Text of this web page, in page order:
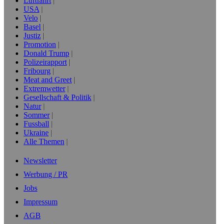
USA
Velo
Basel
Justiz
Promotion
Donald Trump
Polizeirapport
Fribourg
Meat and Greet
Extremwetter
Gesellschaft & Politik
Natur
Sommer
Fussball
Ukraine
Alle Themen
Newsletter
Werbung / PR
Jobs
Impressum
AGB